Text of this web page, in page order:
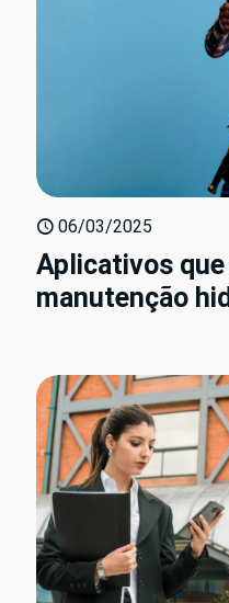
06/03/2025
Aplicativos
manutenção